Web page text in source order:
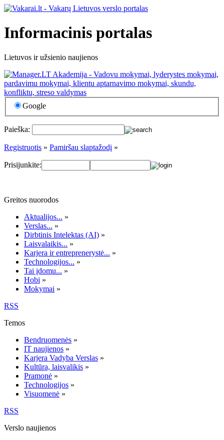
Informacinis portalas
Lietuvos ir užsienio naujienos
Google
Paieška:
Registruotis » Pamiršau slaptažodį »
Prisijunkite:
Greitos nuorodos
Aktualijos... »
Verslas... »
Dirbtinis Intelektas (AI) »
Laisvalaikis... »
Karjera ir entreprenerystė... »
Technologijos... »
Tai įdomu... »
Hobi »
Mokymai »
RSS
Temos
Bendruomenės »
IT naujienos »
Karjera Vadyba Verslas »
Kultūra, laisvalikis »
Pramonė »
Technologijos »
Visuomenė »
RSS
Verslo naujienos